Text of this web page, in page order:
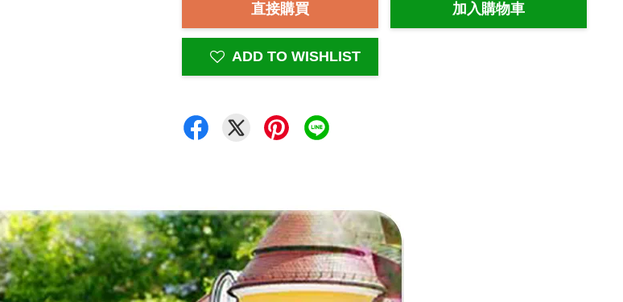
直接購買 加入購物車
ADD TO WISHLIST